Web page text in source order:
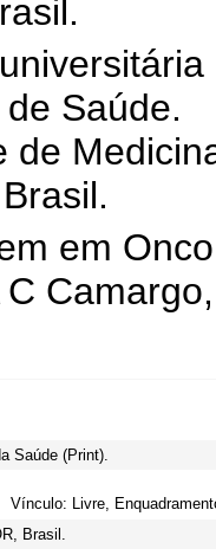
Saúde.
de
em
C
Saúde (Print).
Vínculo: Livre,
Brasil.